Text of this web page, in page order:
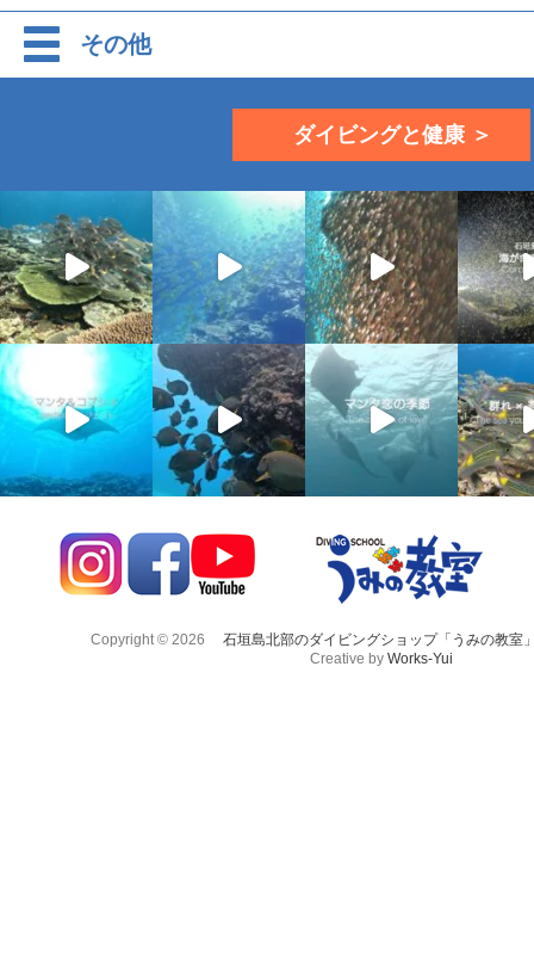
その他
ダイビングと健康 ＞
Copyright © 2026
石垣島北部のダイビングショップ「うみの教室
Creative by Works-Yui